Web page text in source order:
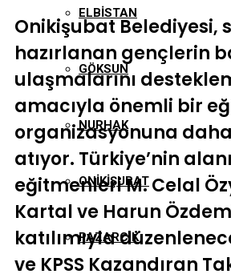
ELBISTAN
GÖKSUN
NURHAK
ONIKIŞUBAT
PAZARCIK
Onikişubat Belediyesi,
hazırlanan gençlerin
ulaşmalarını
amacıyla önemli bir
organizasyonuna
atıyor. Türkiye’nin
eğitmenleri M. Celal
Kartal ve Harun
katılımıyla
ve KPSS Kazandıran